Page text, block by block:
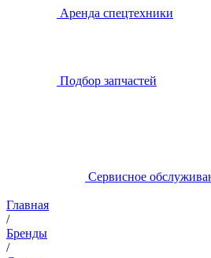
Аренда спецтехники
Подбор запчастей
Сервисное
Главная
/
Бренды
/